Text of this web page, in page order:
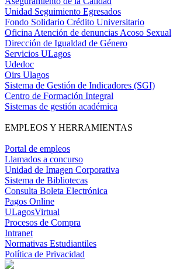
Unidad Seguimiento Egresados
Fondo Solidario Crédito Universitario
Oficina Atención de denuncias Acoso Sexual
Dirección de Igualdad de Género
Servicios ULagos
Udedoc
Oirs Ulagos
Sistema de Gestión de Indicadores (SGI)
Centro de Formación Integral
Sistemas de gestión académica
EMPLEOS Y HERRAMIENTAS
Portal de empleos
Llamados a concurso
Unidad de Imagen Corporativa
Sistema de Bibliotecas
Consulta Boleta Electrónica
Pagos Online
ULagosVirtual
Procesos de Compra
Intranet
Normativas Estudiantiles
Política de Privacidad